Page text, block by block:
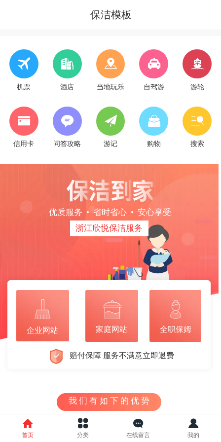
保洁模板
机票 酒店 当地玩乐 自驾游 游轮
信用卡 问答攻略 游记 购物 搜索
优质服务 • 省时省心 • 安心享受
企业网站 家庭网站 全职保姆
赔付保障 服务不满意立即退费
我 们 有 如 下 的 优 势
浙江欣悦保洁服务
首页 分类 在线留言 我的